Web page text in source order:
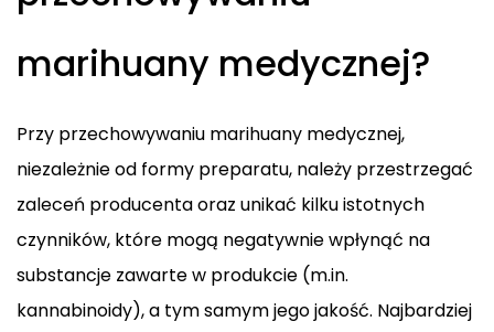
marihuany medycznej?
Przy przechowywaniu marihuany medycznej,
niezależnie od formy preparatu, należy przestrzegać
zaleceń producenta oraz unikać kilku istotnych
czynników, które mogą negatywnie wpłynąć na
substancje zawarte w produkcie (m.in.
kannabinoidy), a tym samym jego jakość. Najbardziej